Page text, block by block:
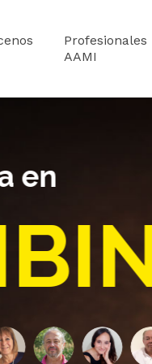
Profesionales
AAMI
en